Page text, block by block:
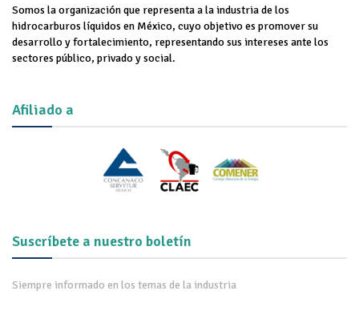
Somos la organización que representa a la industria de los
hidrocarburos líquidos en México, cuyo objetivo es promover su
desarrollo y fortalecimiento, representando sus intereses ante los
sectores público, privado y social.
Afiliado a
Suscríbete a nuestro boletín
Siempre informado en los temas de la industria